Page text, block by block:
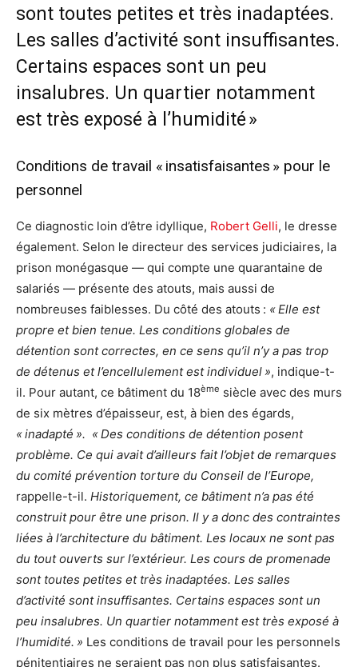
sont toutes petites et très inadaptées.
Les salles d’activité sont insuffisantes.
Certains espaces sont un peu
insalubres. Un quartier notamment
est très exposé à l’humidité »
Conditions de travail « insatisfaisantes » pour le
personnel
Ce diagnostic loin d’être idyllique, Robert Gelli, le dresse
également. Selon le directeur des services judiciaires, la
prison monégasque — qui compte une quarantaine de
salariés — présente des atouts, mais aussi de
nombreuses faiblesses. Du côté des atouts : « Elle est
propre et bien tenue. Les conditions globales de
détention sont correctes, en ce sens qu’il n’y a pas trop
de détenus et l’encellulement est individuel », indique-t-
il. Pour autant, ce bâtiment du 18ème siècle avec des murs
de six mètres d’épaisseur, est, à bien des égards,
« inadapté ». « Des conditions de détention posent
problème. Ce qui avait d’ailleurs fait l’objet de remarques
du comité prévention torture du Conseil de l’Europe,
rappelle-t-il. Historiquement, ce bâtiment n’a pas été
construit pour être une prison. Il y a donc des contraintes
liées à l’architecture du bâtiment. Les locaux ne sont pas
du tout ouverts sur l’extérieur. Les cours de promenade
sont toutes petites et très inadaptées. Les salles
d’activité sont insuffisantes. Certains espaces sont un
peu insalubres. Un quartier notamment est très exposé à
l’humidité. » Les conditions de travail pour les personnels
pénitentiaires ne seraient pas non plus satisfaisantes.